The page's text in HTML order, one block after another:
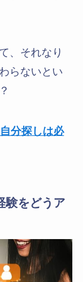
、それなり
らないとい
分探しは必
験をどうア